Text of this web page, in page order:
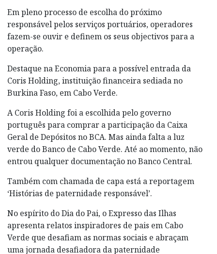
Em pleno processo de escolha do próximo
responsável pelos serviços portuários, operadores
fazem-se ouvir e definem os seus objectivos para a
operação.
Destaque na Economia para a possível entrada da
Coris Holding, instituição financeira sediada no
Burkina Faso, em Cabo Verde.
A Coris Holding foi a escolhida pelo governo
português para comprar a participação da Caixa
Geral de Depósitos no BCA. Mas ainda falta a luz
verde do Banco de Cabo Verde. Até ao momento, não
entrou qualquer documentação no Banco Central.
Também com chamada de capa está a reportagem
‘Histórias de paternidade responsável’.
No espírito do Dia do Pai, o Expresso das Ilhas
apresenta relatos inspiradores de pais em Cabo
Verde que desafiam as normas sociais e abraçam
uma jornada desafiadora da paternidade